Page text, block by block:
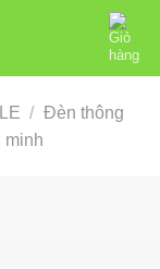
/ Đèn thông
minh